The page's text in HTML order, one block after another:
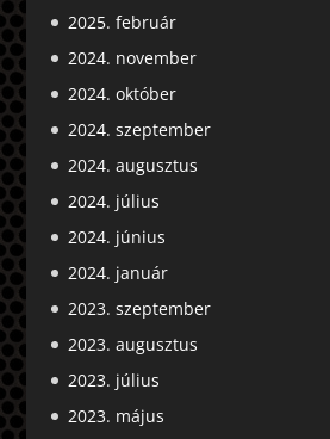
2025. február
2024. november
2024. október
2024. szeptember
2024. augusztus
2024. július
2024. június
2024. január
2023. szeptember
2023. augusztus
2023. július
2023. május